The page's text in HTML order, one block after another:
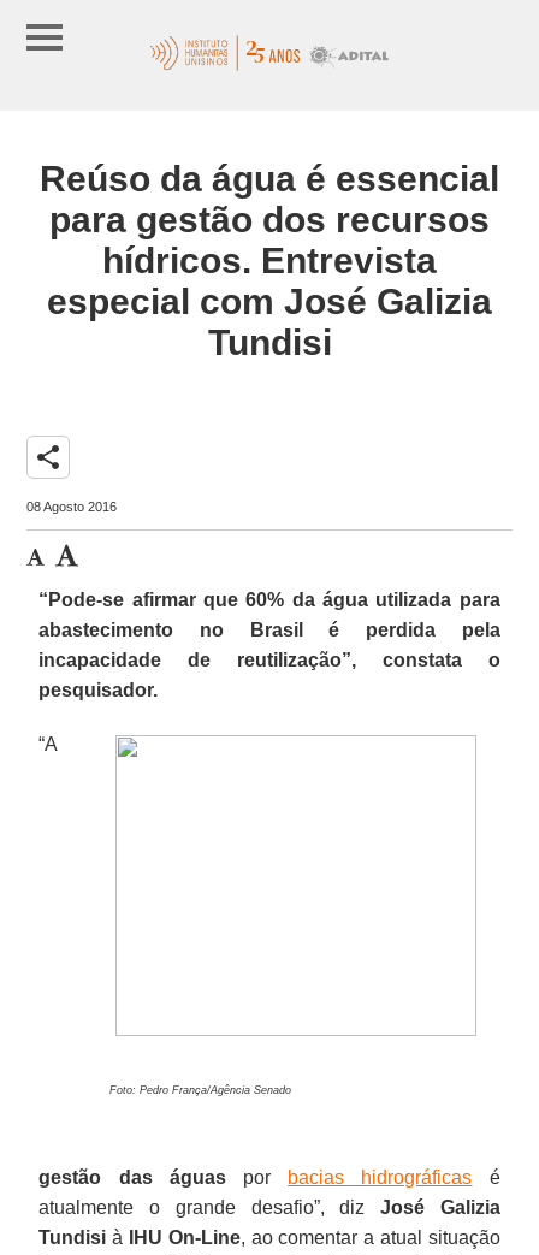
Reúso da água é essencial
para gestão dos recursos
hídricos. Entrevista
especial com José Galizia
Tundisi
share
08 Agosto 2016
“Pode-se afirmar que 60% da água utilizada para
abastecimento no Brasil é perdida pela
incapacidade de reutilização”, constata o
pesquisador.
Foto: Pedro França/Agência Senado
“A
gestão das águaspor bacias hidrográficas é
atualmente o grande desafio”, diz José Galizia
Tundisi à IHU On-Line, ao comentar a atual situação